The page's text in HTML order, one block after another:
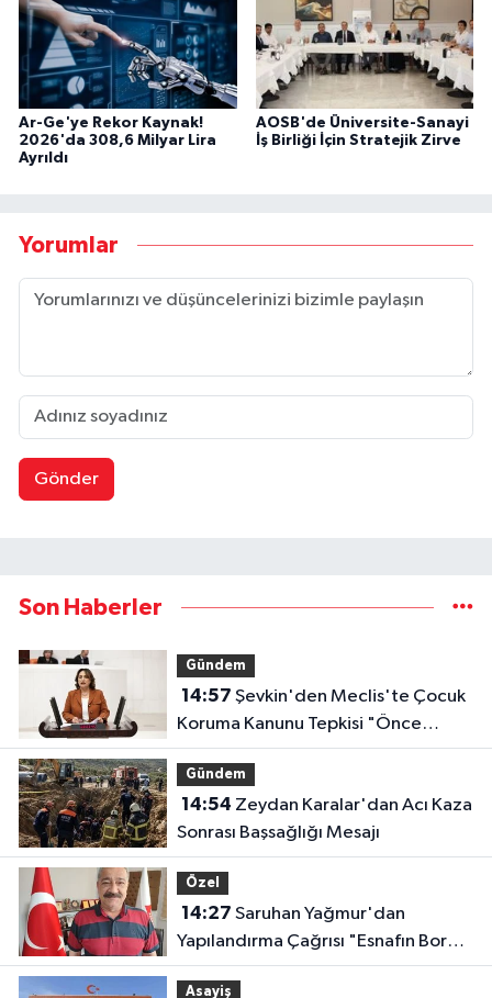
Ar-Ge'ye Rekor Kaynak!
2026'da 308,6 Milyar Lira
Ayrıldı
AOSB'de Üniversite-Sanayi
İş Birliği İçin Stratejik Zirve
Yorumlar
Gönder
Son Haberler
Gündem
14:57
Koruma Kanunu Tepkisi "Önce
Bataklığı Kurutmak Zorundayız"
Gündem
14:54
Sonrası Başsağlığı Mesajı
Özel
14:27
Yapılandırma Çağrısı "Esnafın Borç
Yükü Hafifletilmeli"
Asayiş